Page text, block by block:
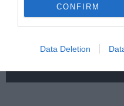
CONFIRM
Data Deletion
Οι Arab Strap στο
Stage